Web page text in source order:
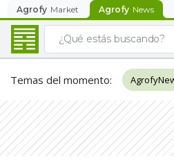
Agrofy Market Agrofy News
Temas del momento: